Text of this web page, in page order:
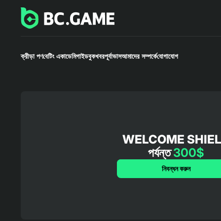
ক্রীড়া পণবেটিং একাডেমিগাইডবুকখবরপূর্বাভাসআমাদের সম্পর্কেযোগাযোগ
WELCOME
পর্যন্ত300$
নিবন্ধন করুন